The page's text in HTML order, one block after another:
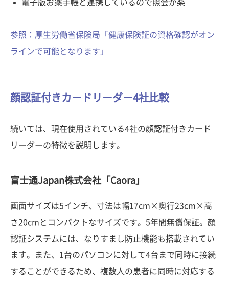
電子版お薬手帳と連携しているので照会が楽
参照：厚生労働省保険局「健康保険証の資格確認がオン
ラインで可能となります」
顔認証付きカードリーダー4社比較
続いては、現在使用されている4社の顔認証付きカード
リーダーの特徴を説明します。
富士通Japan株式会社「Caora」
画面サイズは5インチ、寸法は幅17cm×奥行23cm×高
さ20cmとコンパクトなサイズです。5年間無償保証。顔
認証システムには、なりすまし防止機能も搭載されてい
ます。また、1台のパソコンに対して4台まで同時に接続
することができるため、複数人の患者に同時に対応する